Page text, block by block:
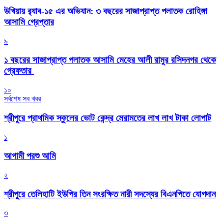
উখিয়ায় র‍্যাব-১৫ এর অভিযান: ৩ বছরের সাজাপ্রাপ্ত পলাতক রোহিঙ্গা
আসামি গ্রেপ্তার
৯
১ বছরের সাজাপ্রাপ্ত পলাতক আসামি মেহের আলী রামুর রসিদনগর থেকে
গ্রেফতার ‎
১০
সর্বশেষ সব খবর
শ্রীপুরে প্রাথমিক স্কুলের ভোট কেন্দ্র মেরামতের লাখ লাখ টাকা লোপাট
১
আগামী পরশু আমি
২
শ্রীপুরে তেলিহাটি ইউপির তিন সংরক্ষিত নারী সদস্যের বিএনপিতে যোগদান
৩